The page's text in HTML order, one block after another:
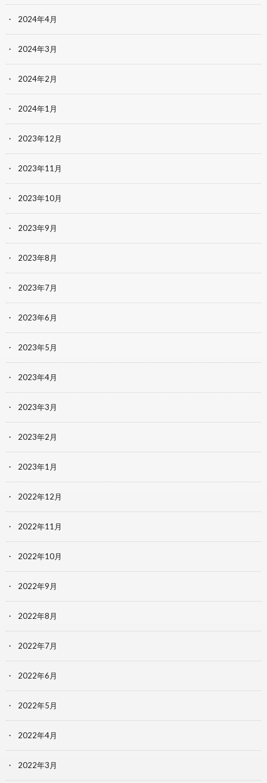
2024年4月
2024年3月
2024年2月
2024年1月
2023年12月
2023年11月
2023年10月
2023年9月
2023年8月
2023年7月
2023年6月
2023年5月
2023年4月
2023年3月
2023年2月
2023年1月
2022年12月
2022年11月
2022年10月
2022年9月
2022年8月
2022年7月
2022年6月
2022年5月
2022年4月
2022年3月